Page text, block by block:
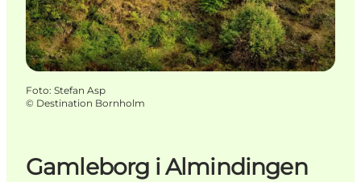
Gamleborg i Almindingen
Foto: Stefan Asp
© Destination Bornholm